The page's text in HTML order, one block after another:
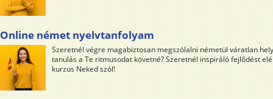
Online német nyelvtanfolyam
Szeretnél végre magabiztosan megszólalni németül váratlan
tanulás a Te ritmusodat követné? Szeretnél inspiráló fejlődést
kurzus Neked szól!